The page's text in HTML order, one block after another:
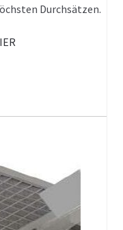
Durchsätzen.